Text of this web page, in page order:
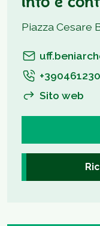
Info e
Piazza Cesare
Sito web